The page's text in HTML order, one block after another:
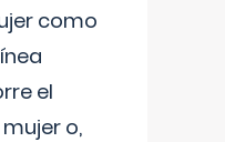
como
el
o,